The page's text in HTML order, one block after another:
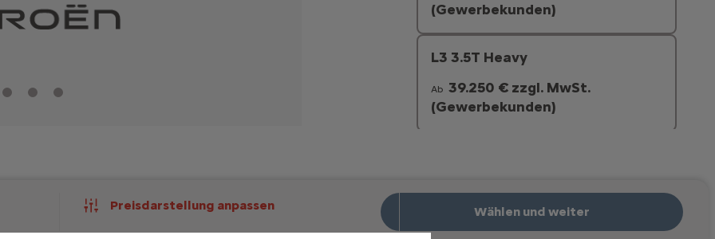
(Gewerbekunden)
L3 3.5T Heavy
Ab 39.250 € zzgl. MwSt.
(Gewerbekunden)
(Gewerbekunden)
Preisdarstellung anpassen Wählen und weiter